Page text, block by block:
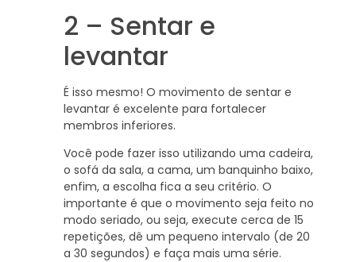
2 – Sentar e
levantar
É isso mesmo! O movimento de sentar e
levantar é excelente para fortalecer
membros inferiores.
Você pode fazer isso utilizando uma cadeira,
o sofá da sala, a cama, um banquinho baixo,
enfim, a escolha fica a seu critério. O
importante é que o movimento seja feito no
modo seriado, ou seja, execute cerca de 15
repetições, dê um pequeno intervalo (de 20
a 30 segundos) e faça mais uma série.